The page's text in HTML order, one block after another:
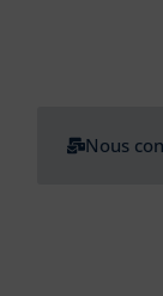
Nous